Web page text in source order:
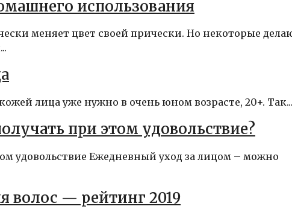
использования
меняет цвет своей прически. Но некоторые
лица уже нужно в очень юном возрасте, 20+. Так...
при этом удовольствие?
удовольствие Ежедневный уход за лицом – можно
волос — рейтинг 2019